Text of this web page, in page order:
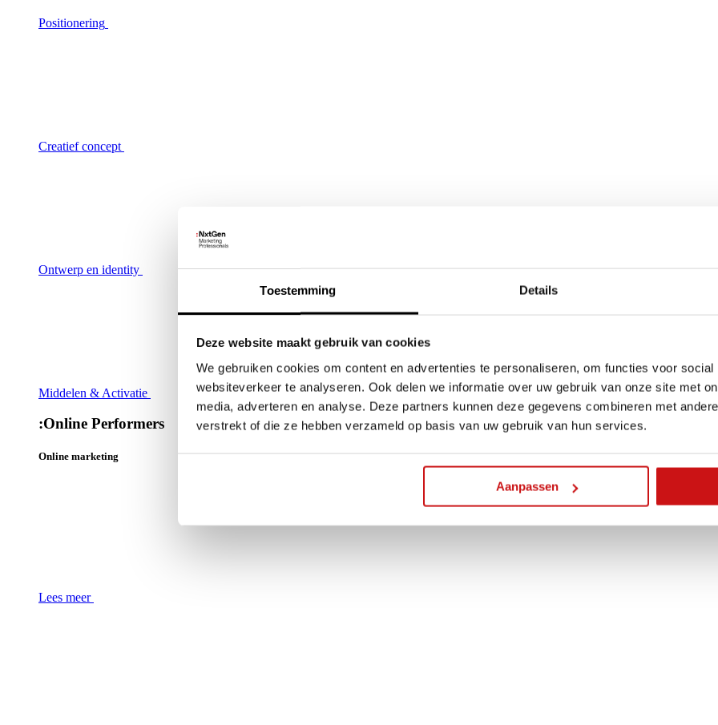
Toestemming Details
Deze website maakt gebruik van cookies
We gebruiken cookies om content en advertenties te personaliseren, om functies voor
websiteverkeer te analyseren. Ook delen we informatie over uw gebruik van onze site met
media, adverteren en analyse. Deze partners kunnen deze gegevens combineren met
verstrekt of die ze hebben verzameld op basis van uw gebruik van hun services.
Aanpassen
Positionering
Creatief concept
Ontwerp en identity
Middelen & Activatie
:Online Performers
Online marketing
Lees meer